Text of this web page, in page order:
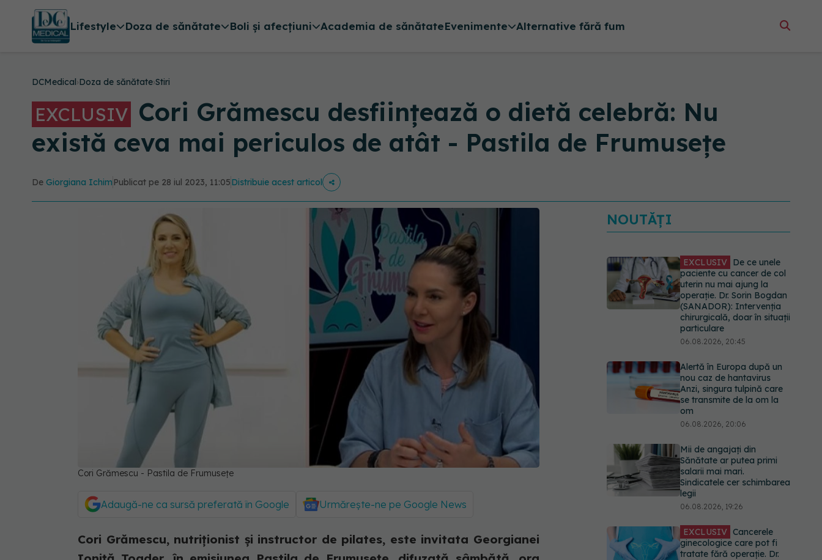
Lifestyle Doza de sănătate Boli și afecțiuni Academia de sănătateEvenimente Alternative fără fum
DCMedical›Doza de sănătate›Stiri
EXCLUSIV Cori Grămescu desființează o dietă celebră: Nu
există ceva mai periculos de atât - Pastila de Frumusețe
De Giorgiana Ichim Publicat pe 28 iul 2023, 11:05Distribuie acest articol
Cori Grămescu - Pastila de Frumusețe
Adaugă-ne ca sursă preferată în Google Urmărește-ne pe Google News
Cori Grămescu, nutriționist și instructor de pilates, este invitata Georgianei
NOUTĂȚI
EXCLUSIV
(SANADOR): Intervenția
Alertă în Europa după un
nou caz de hantavirus
Anzi, singura tulpină care
se transmite de la om la
om
06.08.2026, 20:06
Mii de angajați din
salarii mai mari.
Sindicatele cer schimbarea
legii
06.08.2026, 19:26
EXCLUSIV Cancerele
tratate fără operație. Dr.
Sorin Bogdan
(SANADOR): Chirurgia
este indicată doar
punctual, pentru anumite
categorii de paciente
EXCLUSIV Brahiterapie
vs radioterapie externă în